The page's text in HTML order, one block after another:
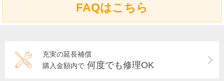
FAQはこちら
充実の延長補償
購入金額内で 何度でも修理OK